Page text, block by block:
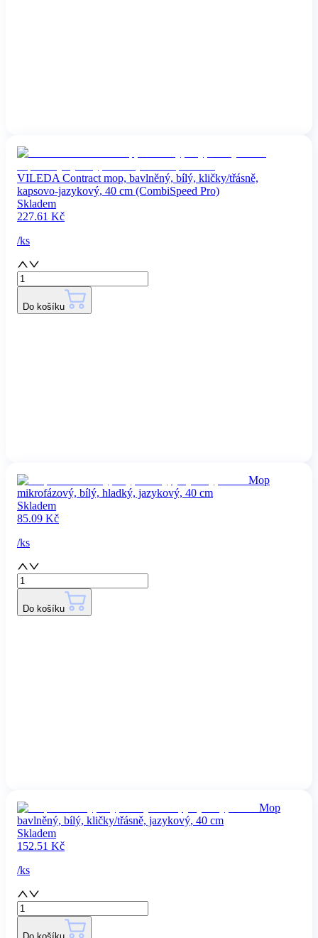
VILEDA Contract mop, bavlněný, bílý, kličky/třásně,
kapsovo-jazykový, 40 cm (CombiSpeed Pro)
Skladem
227.61 Kč
/ks
Do košíku
Mop
mikrofázový, bílý, hladký, jazykový, 40 cm
Skladem
85.09 Kč
/ks
Do košíku
Mop
bavlněný, bílý, kličky/třásně, jazykový, 40 cm
Skladem
152.51 Kč
/ks